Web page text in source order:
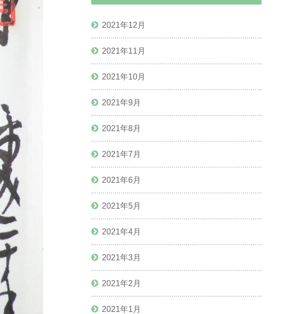
2021年12月
2021年11月
2021年10月
2021年9月
2021年8月
2021年7月
2021年6月
2021年5月
2021年4月
2021年3月
2021年2月
2021年1月